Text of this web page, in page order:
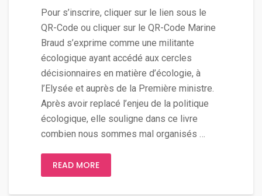
Pour s’inscrire, cliquer sur le lien sous le
QR-Code ou cliquer sur le QR-Code Marine
Braud s’exprime comme une militante
écologique ayant accédé aux cercles
décisionnaires en matière d’écologie, à
l’Elysée et auprès de la Première ministre.
Après avoir replacé l’enjeu de la politique
écologique, elle souligne dans ce livre
combien nous sommes mal organisés …
READ MORE